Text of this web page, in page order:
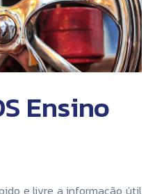
Ensino
e livre a informação útil